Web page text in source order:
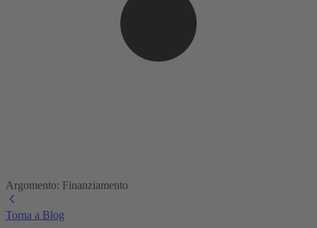
Argomento: Finanziamento
Torna a Blog